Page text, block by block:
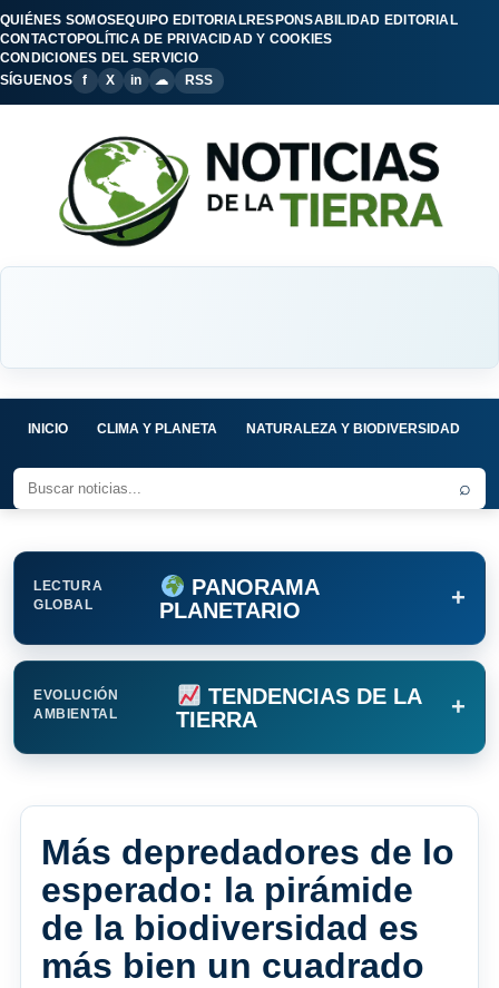
QUIÉNES SOMOSEQUIPO EDITORIALRESPONSABILIDAD EDITORIAL
CONTACTOPOLÍTICA DE PRIVACIDAD Y COOKIES
CONDICIONES DEL SERVICIO
SÍGUENOS
f X in ☁ RSS
INICIO CLIMA Y PLANETA NATURALEZA Y BIODIVERSIDAD
⌕
LECTURA
GLOBAL
PANORAMA
PLANETARIO
+
EVOLUCIÓN
AMBIENTAL
TENDENCIAS DE LA
TIERRA
+
Más depredadores de lo
esperado: la pirámide
de la biodiversidad es
más bien un cuadrado